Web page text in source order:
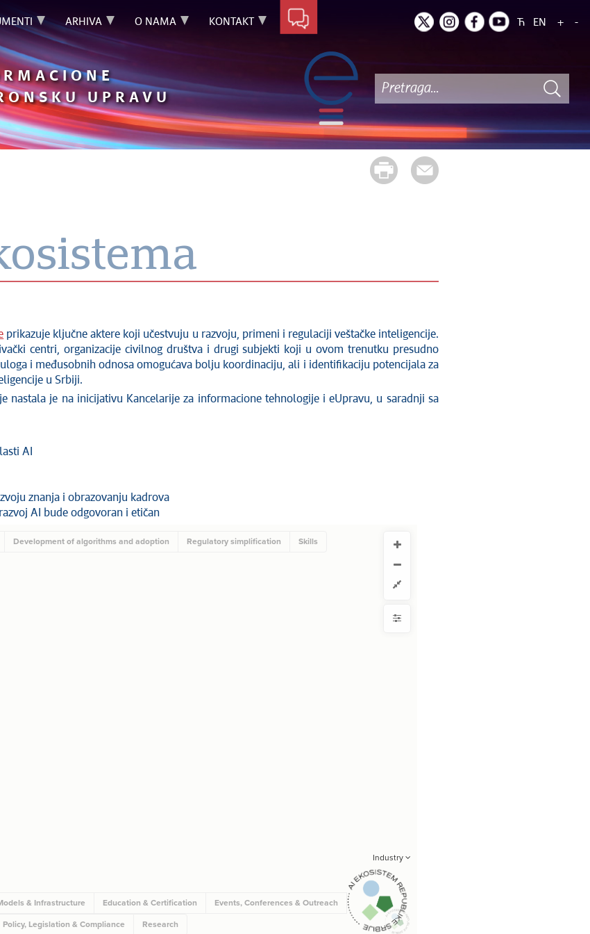
ARHIVA O NAMA KONTAKT Ћ EN + -
UPRAVU
prikazuje ključne aktere koji učestvuju u razvoju, primeni i regulaciji veštačke inteligencije.
centri, organizacije civilnog društva i drugi subjekti koji u ovom trenutku presudno
i međusobnih odnosa omogućava bolju koordinaciju, ali i identifikaciju potencijala za
u Srbiji.
nastala je na inicijativu Kancelarije za informacione tehnologije i eUpravu, u saradnji sa
AI
znanja i obrazovanju kadrova
AI bude odgovoran i etičan